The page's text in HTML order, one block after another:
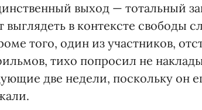
выход — тотальный
выглядеть в контексте свободы
того, один из участников,
тихо попросил не
две недели, поскольку он